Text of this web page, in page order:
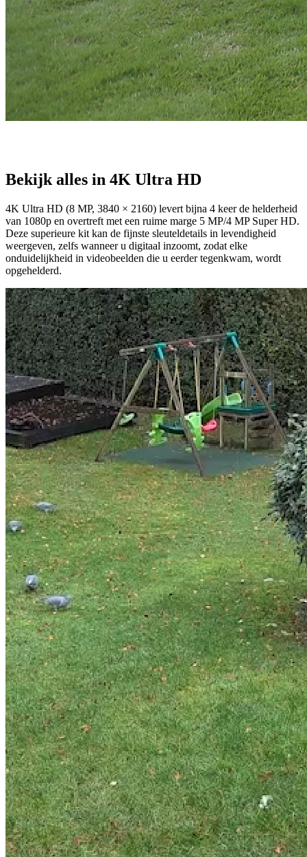
Bekijk alles in 4K Ultra HD
4K Ultra HD (8 MP, 3840 × 2160) levert bijna 4 keer de helderheid
van 1080p en overtreft met een ruime marge 5 MP/4 MP Super HD.
Deze superieure kit kan de fijnste sleuteldetails in levendigheid
weergeven, zelfs wanneer u digitaal inzoomt, zodat elke
onduidelijkheid in videobeelden die u eerder tegenkwam, wordt
opgehelderd.